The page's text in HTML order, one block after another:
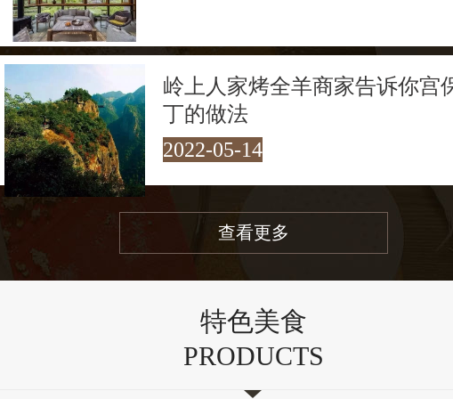
岭上人家烤全羊商家告诉你宫
丁的做法
2022-05-14
查看更多
特色美食
PRODUCTS